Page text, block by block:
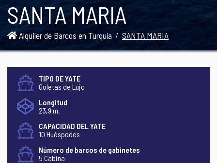
SANTA MARIA
Alquiler de Barcos en Turquía SANTA MARIA
TIPO DE YATE
Goletas de Lujo
Longitud
23,9 m.
CAPACIDAD DEL YATE
10 Huéspedes
Número de barcos de gabinetes
5 Cabina